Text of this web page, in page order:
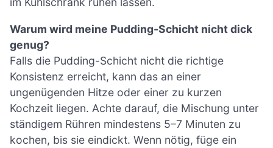
Warum wird meine Pudding-Schicht nicht dick
genug?
Falls die Pudding-Schicht nicht die richtige
Konsistenz erreicht, kann das an einer
ungenügenden Hitze oder einer zu kurzen
Kochzeit liegen. Achte darauf, die Mischung unter
ständigem Rühren mindestens 5–7 Minuten zu
kochen, bis sie eindickt. Wenn nötig, füge ein